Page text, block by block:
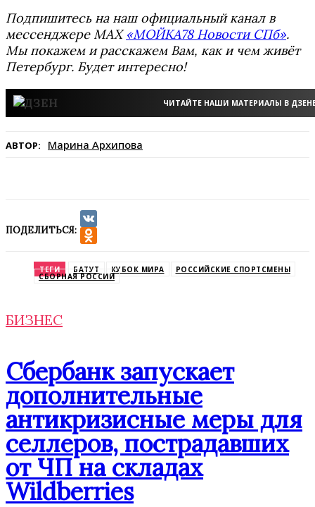
Подпишитесь на наш официальный канал в
мессенджере MAX«МОЙКА78 Новости СПб».
Мы покажем и расскажем Вам, как и чем живёт
Петербург. Будет интересно!
ЧИТАЙТЕ НАШИ МАТЕРИАЛЫ В
АВТОР: Марина Архипова
ПОДЕЛИТЬСЯ:
VK
ТЕГИ БАТУТ КУБОК МИРА РОССИЙСКИЕ СПОРТСМЕНЫ
СБОРНАЯ РОССИИ
БИЗНЕС
Сбербанк запускает
дополнительные
антикризисные меры для
селлеров, пострадавших
от ЧП на складах
Wildberries